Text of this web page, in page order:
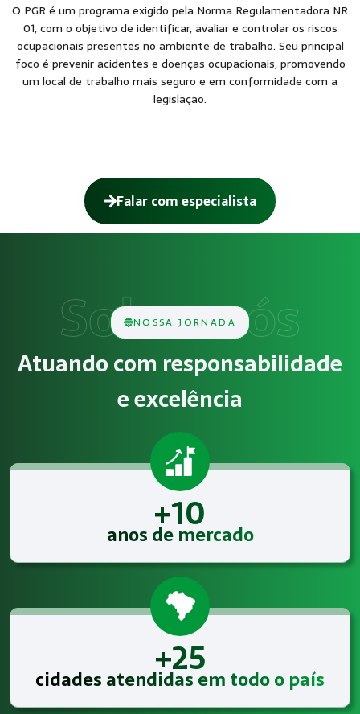
O PGR é um programa exigido pela Norma Regulamentadora NR
01, com o objetivo de identificar, avaliar e controlar os riscos
ocupacionais presentes no ambiente de trabalho. Seu principal
foco é prevenir acidentes e doenças ocupacionais, promovendo
um local de trabalho mais seguro e em conformidade com a
legislação.
Falar com especialista
Como funciona Programa de
Obrigatoriedade legal
Empresas que exercem atividades com exposição a riscos
Atendimento especializado
A Megatrab - Engenharia de Segurança do Trabalho
NOSSA JORNADA
Atuando com responsabilidade
e excelência
+10
anos de mercado
+25
cidades atendidas em todo o país